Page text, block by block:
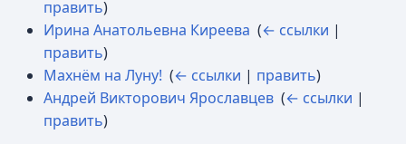
править)
Ирина Анатольевна Киреева (← ссылки |
править)
Махнём на Луну! (← ссылки | править)
Андрей Викторович Ярославцев (← ссылки |
править)